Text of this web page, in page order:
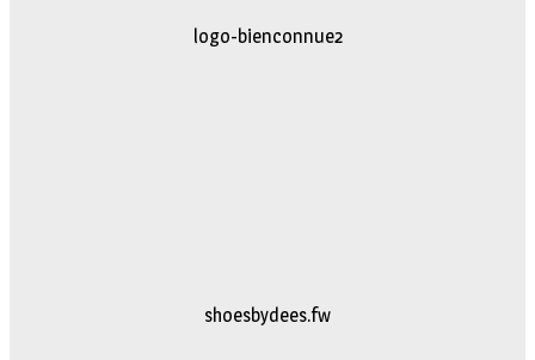
logo-bienconnue2
shoesbydees.fw